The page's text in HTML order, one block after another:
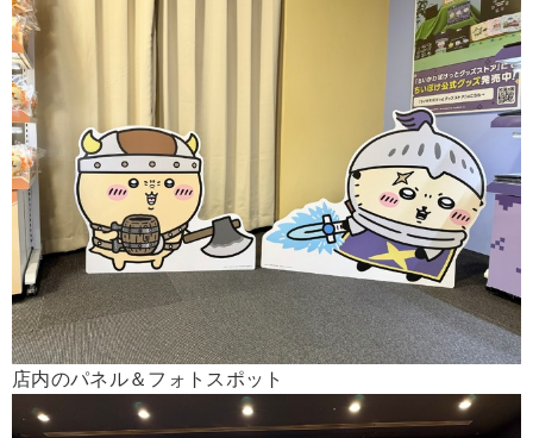
店内のパネル＆フォトスポット